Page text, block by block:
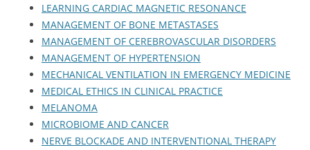
LEARNING CARDIAC MAGNETIC RESONANCE
MANAGEMENT OF BONE METASTASES
MANAGEMENT OF CEREBROVASCULAR DISORDERS
MANAGEMENT OF HYPERTENSION
MECHANICAL VENTILATION IN EMERGENCY MEDICINE
MEDICAL ETHICS IN CLINICAL PRACTICE
MELANOMA
MICROBIOME AND CANCER
NERVE BLOCKADE AND INTERVENTIONAL THERAPY